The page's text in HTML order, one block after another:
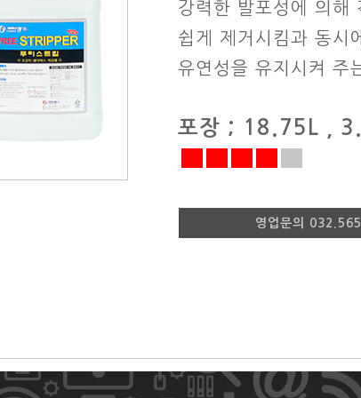
강력한 발포성에 의해
쉽게 제거시킴과 동시
유연성을 유지시켜 주
포장 ; 18.75L ,
영업문의